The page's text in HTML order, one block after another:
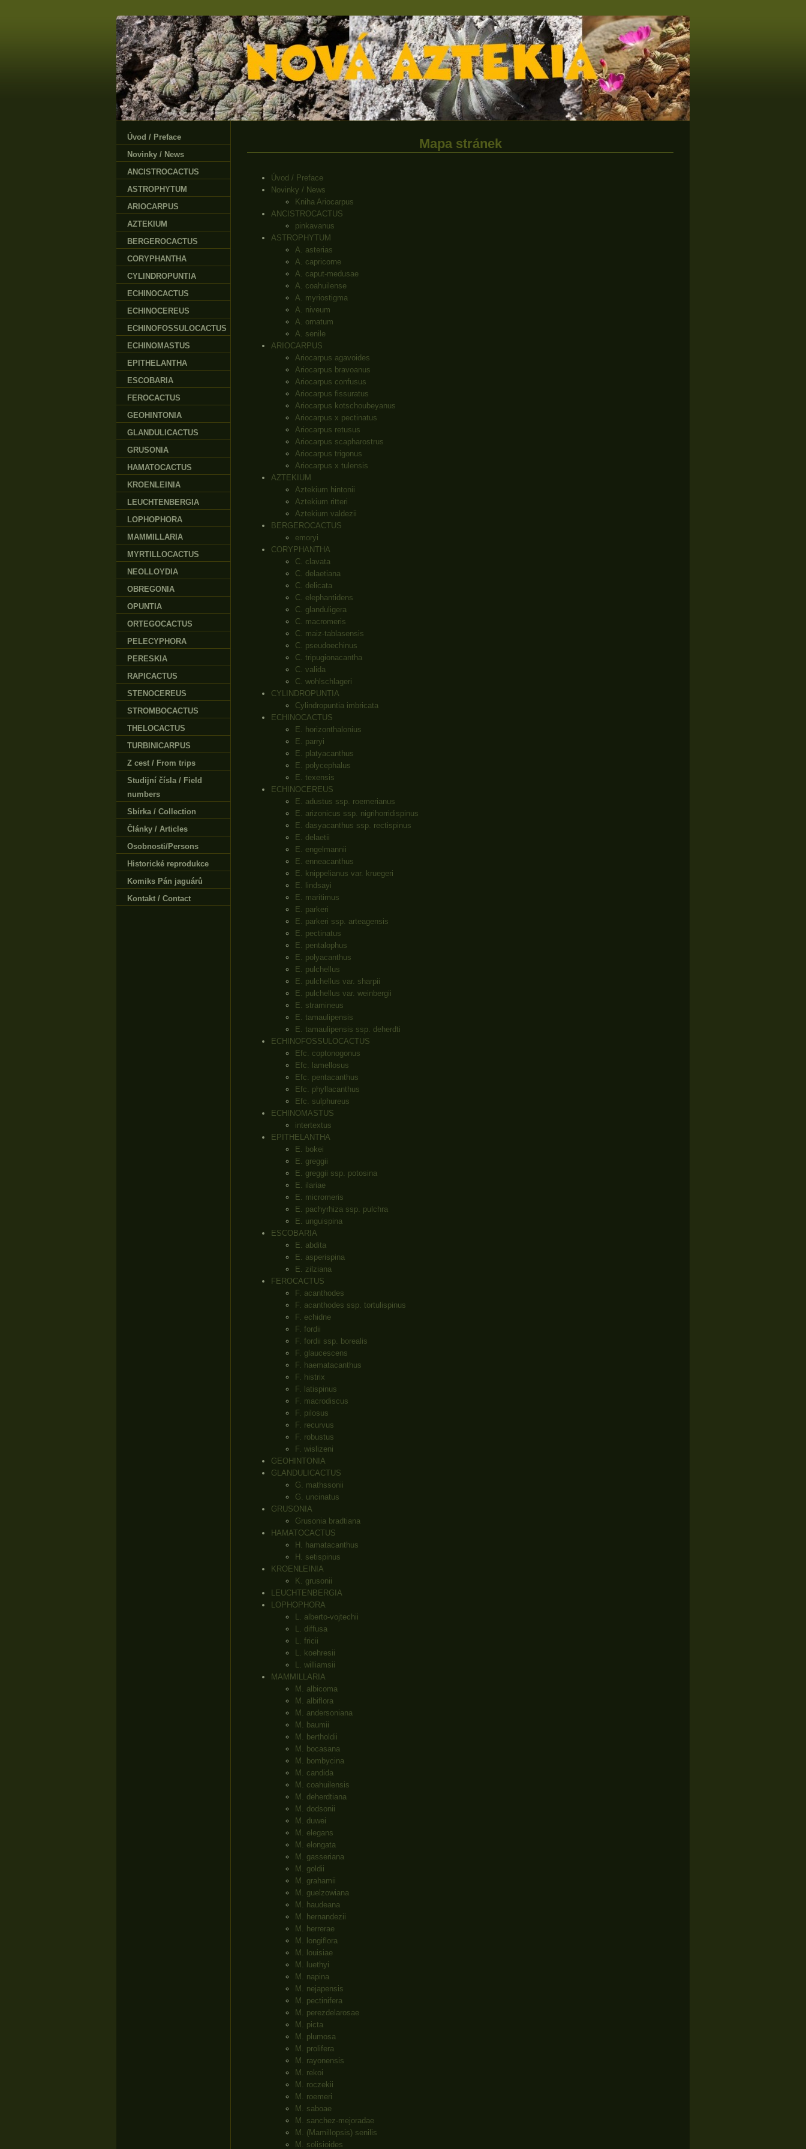
Mapa stránek
Úvod / Preface
Novinky / News
Kniha Ariocarpus
ANCISTROCACTUS
pinkavanus
ASTROPHYTUM
A. asterias
A. capricorne
A. caput-medusae
A. coahuilense
A. myriostigma
A. niveum
A. ornatum
A. senile
ARIOCARPUS
Ariocarpus agavoides
Ariocarpus bravoanus
Ariocarpus confusus
Ariocarpus fissuratus
Ariocarpus kotschoubeyanus
Ariocarpus x pectinatus
Ariocarpus retusus
Ariocarpus scapharostrus
Ariocarpus trigonus
Ariocarpus x tulensis
AZTEKIUM
Aztekium hintonii
Aztekium ritteri
Aztekium valdezii
BERGEROCACTUS
emoryi
CORYPHANTHA
C. clavata
C. delaetiana
C. delicata
C. elephantidens
C. glanduligera
C. macromeris
C. maiz-tablasensis
C. pseudoechinus
C. tripugionacantha
C. valida
C. wohlschlageri
CYLINDROPUNTIA
Cylindropuntia imbricata
ECHINOCACTUS
E. horizonthalonius
E. parryi
E. platyacanthus
E. polycephalus
E. texensis
ECHINOCEREUS
E. adustus ssp. roemerianus
E. arizonicus ssp. nigrihorridispinus
E. dasyacanthus ssp. rectispinus
E. delaetii
E. engelmannii
E. enneacanthus
E. knippelianus var. kruegeri
E. lindsayi
E. maritimus
E. parkeri
E. parkeri ssp. arteagensis
E. pectinatus
E. pentalophus
E. polyacanthus
E. pulchellus
E. pulchellus var. sharpii
E. pulchellus var. weinbergii
E. stramineus
E. tamaulipensis
E. tamaulipensis ssp. deherdti
ECHINOFOSSULOCACTUS
Efc. coptonogonus
Efc. lamellosus
Efc. pentacanthus
Efc. phyllacanthus
Efc. sulphureus
ECHINOMASTUS
intertextus
EPITHELANTHA
E. bokei
E. greggii
E. greggii ssp. potosina
E. ilariae
E. micromeris
E. pachyrhiza ssp. pulchra
E. unguispina
ESCOBARIA
E. abdita
E. asperispina
E. zilziana
FEROCACTUS
F. acanthodes
F. acanthodes ssp. tortulispinus
F. echidne
F. fordii
F. fordii ssp. borealis
F. glaucescens
F. haematacanthus
F. histrix
F. latispinus
F. macrodiscus
F. pilosus
F. recurvus
F. robustus
F. wislizeni
GEOHINTONIA
GLANDULICACTUS
G. mathssonii
G. uncinatus
GRUSONIA
Grusonia bradtiana
HAMATOCACTUS
H. hamatacanthus
H. setispinus
KROENLEINIA
K. grusonii
LEUCHTENBERGIA
LOPHOPHORA
L. alberto-vojtechii
L. diffusa
L. fricii
L. koehresii
L. williamsii
MAMMILLARIA
M. albicoma
M. albiflora
M. andersoniana
M. baumii
M. bertholdii
M. bocasana
M. bombycina
M. candida
M. coahuilensis
M. deherdtiana
M. dodsonii
M. duwei
M. elegans
M. elongata
M. gasseriana
M. goldii
M. grahamii
M. guelzowiana
M. haudeana
M. hernandezii
M. herrerae
M. longiflora
M. louisiae
M. luethyi
M. napina
M. nejapensis
M. pectinifera
M. perezdelarosae
M. picta
M. plumosa
M. prolifera
M. rayonensis
M. rekoi
M. roczekii
M. roemeri
M. saboae
M. sanchez-mejoradae
M. (Mamillopsis) senilis
M. solisioides
Úvod / Preface
Novinky / News
ANCISTROCACTUS
ASTROPHYTUM
ARIOCARPUS
AZTEKIUM
BERGEROCACTUS
CORYPHANTHA
CYLINDROPUNTIA
ECHINOCACTUS
ECHINOCEREUS
ECHINOFOSSULOCACTUS
ECHINOMASTUS
EPITHELANTHA
ESCOBARIA
FEROCACTUS
GEOHINTONIA
GLANDULICACTUS
GRUSONIA
HAMATOCACTUS
KROENLEINIA
LEUCHTENBERGIA
LOPHOPHORA
MAMMILLARIA
MYRTILLOCACTUS
NEOLLOYDIA
OBREGONIA
OPUNTIA
ORTEGOCACTUS
PELECYPHORA
PERESKIA
RAPICACTUS
STENOCEREUS
STROMBOCACTUS
THELOCACTUS
TURBINICARPUS
Z cest / From trips
Studijní čísla / Field
numbers
Sbírka / Collection
Články / Articles
Osobnosti/Persons
Historické reprodukce
Komiks Pán jaguárů
Kontakt / Contact